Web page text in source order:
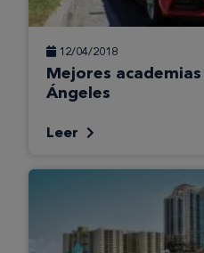
12/04/2018
Mejores
Ángeles
Leer